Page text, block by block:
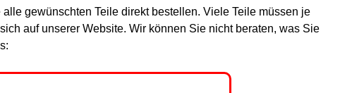
gewünschten Teile direkt bestellen. Viele Teile müssen je
auf unserer Website. Wir können Sie nicht beraten, was Sie